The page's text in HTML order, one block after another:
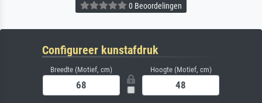
0 Beoordelingen
Configureer kunstafdruk
Breedte (Motief, cm) Hoogte (Motief, cm)